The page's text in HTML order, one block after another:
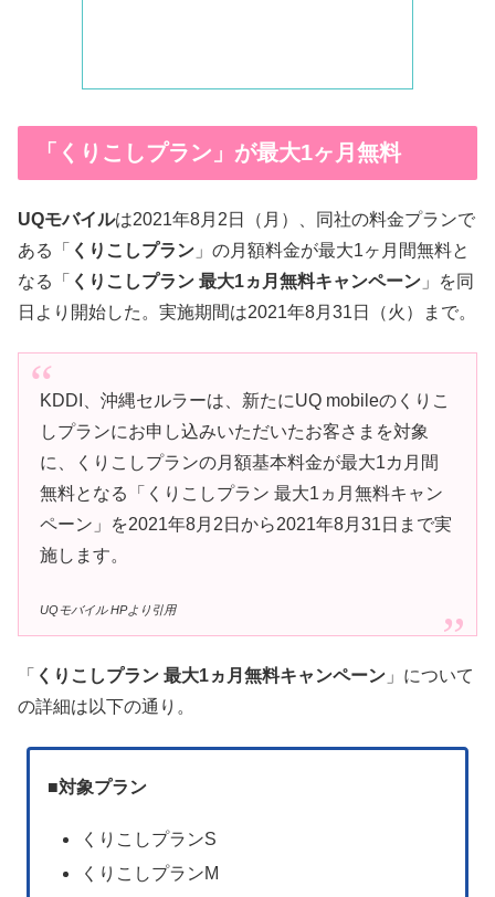
「くりこしプラン」が最大1ヶ月無料
UQモバイルは2021年8月2日（月）、同社の料金プランで
ある「 くりこしプラン 」の月額料金が最大1ヶ月間無料と
なる「 くりこしプラン 最大1ヵ月無料キャンペーン 」を同
日より開始した。実施期間は2021年8月31日（火）まで。
KDDI、沖縄セルラーは、新たにUQ mobileのくりこ
しプランにお申し込みいただいたお客さまを対象
に、くりこしプランの月額基本料金が最大1カ月間
無料となる「くりこしプラン 最大1ヵ月無料キャン
ペーン」を2021年8月2日から2021年8月31日まで実
施します。
UQモバイル HPより引用
「 くりこしプラン 最大1ヵ月無料キャンペーン 」について
の詳細は以下の通り。
■対象プラン
くりこしプランS
くりこしプランM